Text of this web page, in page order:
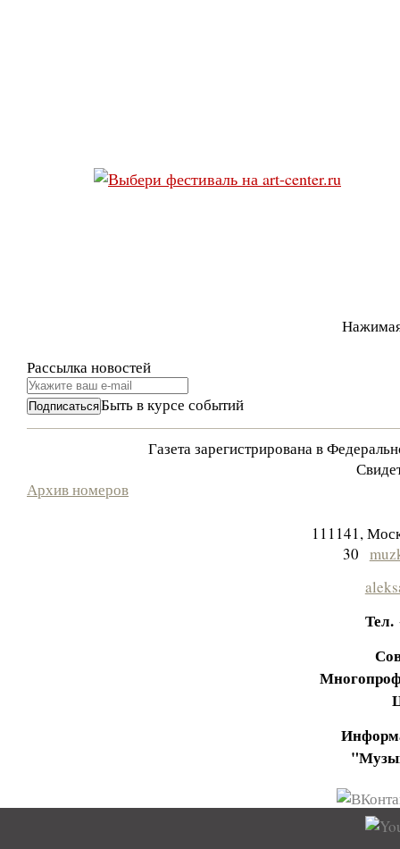
Рассылка новостей
Быть в курсе событий
Газета зарегистрирована в
Архив номеров
111141,
30
Тел.